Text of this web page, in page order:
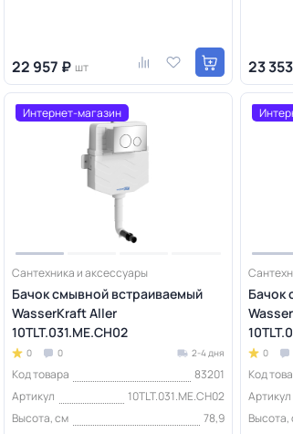
22 957 ₽ шт 23
Интернет-магазин
Сантехника и аксессуары
Бачок смывной встраиваемый
WasserKraft Aller
10TLT.031.ME.CH02
0 0 2-4 дня
Код товара
83201
Артикул
10TLT.031.ME.CH02
Высота, см
78,9
Бачок
0
Код
Артикул
Высота,